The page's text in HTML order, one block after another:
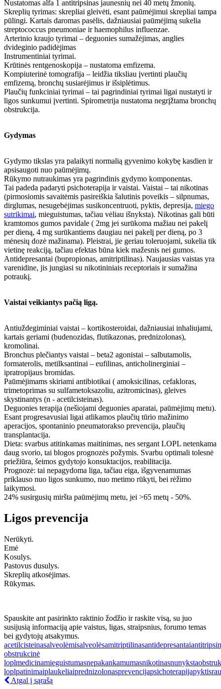
Nustatomas alfa 1 antitripsinas jaunesnių nei 40 metų žmonių.
Skreplių tyrimas: skrepliai gleivėti, esant paūmėjimui skrepliai tampa
pūlingi. Kartais daromas pasėlis, dažniausiai paūmėjimą sukelia
streptococcus pneumoniae ir haemophilus influenzae.
Arterinio kraujo tyrimai – deguonies sumažėjimas, anglies
dvideginio padidėjimas
Instrumentiniai tyrimai.
Krūtinės rentgenoskopija – nustatoma emfizema.
Kompiuterinė tomografija – leidžia tiksliau įvertinti plaučių
emfizemą, bronchų susiarėjimus ir išsiplėtimus.
Plaučių funkciniai tyrimai – tai pagrindiniai tyrimai ligai nustatyti ir
ligos sunkumui įvertinti. Spirometrija nustatoma negrįžtama bronchų
obstrukcija.
Gydymas
Gydymo tikslas yra palaikyti normalią gyvenimo kokybę kasdien ir
apsisaugoti nuo paūmėjimų.
Rūkymo nutraukimas yra pagrindinis gydymo komponentas.
Tai padeda padaryti psichoterapija ir vaistai. Vaistai – tai nikotinas
(pirmosiomis savaitėmis pasireiškia šalutinis poveikis – silpnumas,
dirglumas, nesugebėjimas susikoncentruoti, pyktis, depresija, miego
sutrikimai, mieguistumas, tačiau vėliau išnyksta). Nikotinas gali būti
kramtomos gumos pavidale ( 2mg jei surūkoma mažiau nei pakelį
per dieną, 4 mg surūkantiems daugiau nei pakelį per dieną, po 3
mėnesių dozė mažinama). Pleistrai, jie geriau toleruojami, sukelia tik
vietinę reakciją, tačiau efektas būna kiek mažesnis nei gumos.
Antidepresantai (bupropionas, amitriptilinas). Naujausias vaistas yra
varenidine, jis jungiasi su nikotininiais receptoriais ir sumažina
potraukį.
Vaistai veikiantys pačią ligą.
Antiuždegiminiai vaistai – kortikosteroidai, dažniausiai inhaliujami,
kartais geriami (budenozidas, flutikazonas, prednizolonas),
kromolinai.
Bronchus plečiantys vaistai – beta2 agonistai – salbutamolis,
formaterolis, metilksantinai – eufilinas, anticholinerginiai –
ipratropijaus bromidas.
Paūmėjimams skiriami antibiotikai ( amoksicilinas, cefakloras,
trimetoprimas su sulfametoksazoliu, azitromicinas), gleives
skystinantys (n - acetilcisteinas).
Deguonies terapija (nešiojami deguonies aparatai, paūmėjimų metu).
Esant progresavusiai ligai atlikamos plaučių tūrio mažinimo
aperacijos, spontaninio pneumatorakso prevencija, plaučių
transplantacija.
Dieta: svarbus atitinkamas maitinimas, nes sergant LOPL netenkama
daug svorio, tai blogos prognozės požymis. Svarbu optimali tolesnė
priežiūra, šeimos gydytojo konsuktacijos, reabilitacija.
Prognozė: tai nepagydoma liga, tačiau eiga, išgyvenamumas
priklauso nuo ligos sunkumo, nuo metimo rūkyti, bei rėžimo
laikymosi.
24% susirgusių miršta paūmėjimų metu, jei >65 metų - 50%.
Ligos prevencija
Nerūkyti.
Emė
Kosulys.
Pastovus dusulys.
Skreplių atkosėjimas.
Rūkymas.
Spauskite ant pasirinkto raktinio žodžio ir raskite visą, su juo
susijusią informaciją apie vaistus, ligas, straipsnius, forumo temas
bei gydytojų atsakymus.
acetilcisteinasalveolėmisalveolėsamitriptilinasantidepresantai
obstrukcinė
loplmedicinamieguistumasnepakankamumasnikotinasnunyksta
loplpatinimaiplaukeliaiprednizolonasprevencijapsichoterapijapyktis
Atgal į sąrašą